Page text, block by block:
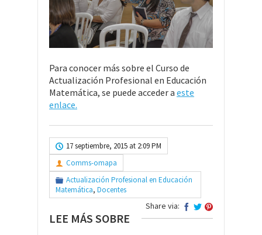
Para conocer más sobre el Curso de
Actualización Profesional en Educación
Matemática, se puede acceder a este
enlace.
17 septiembre, 2015 at 2:09 PM
Comms-omapa
Actualización Profesional en Educación
Matemática, Docentes
Share via:
LEE MÁS SOBRE